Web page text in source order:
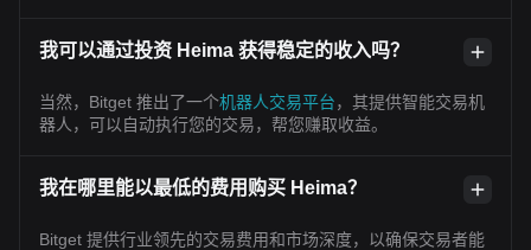
我可以通过投资 Heima 获得稳定的收入吗？
当然，Bitget 推出了一个机器人交易平台，其提供智能交易机
器人，可以自动执行您的交易，帮您赚取收益。
我在哪里能以最低的费用购买 Heima？
Bitget 提供行业领先的交易费用和市场深度，以确保交易者能